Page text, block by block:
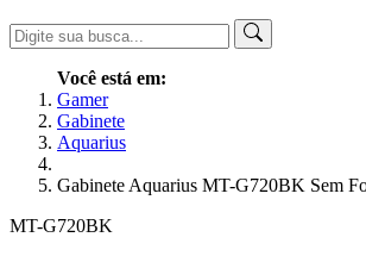
Você está em:
Gamer
Gabinete
Aquarius
Gabinete Aquarius MT-G720BK Sem
MT-G720BK